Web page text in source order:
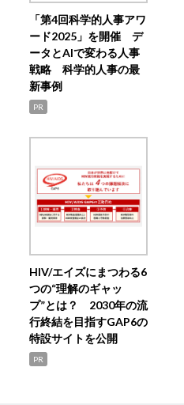
「第4回科学的人事アワ
ード2025」を開催 デ
ータとAIで変わる人事
戦略 科学的人事の最
新事例
PR
HIV/エイズにまつわる6
つの“理解のギャッ
プ”とは？ 2030年の流
行終結を目指すGAP6の
特設サイトを公開
PR